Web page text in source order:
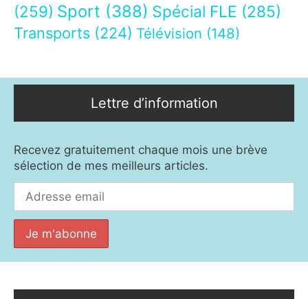
(259) Sport (388) Spécial FLE (285)
Transports (224) Télévision (148)
Lettre d’information
Recevez gratuitement chaque mois une brève
sélection de mes meilleurs articles.